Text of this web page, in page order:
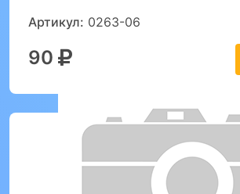
Артикул: 0263-06
90